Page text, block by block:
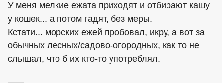
У меня мелкие ежата приходят и отбирают кашу
у кошек... а потом гадят, без меры.
Кстати... морских ежей пробовал, икру, а вот за
обычных лесных/садово-огородных, как то не
слышал, что б их кто-то употреблял.